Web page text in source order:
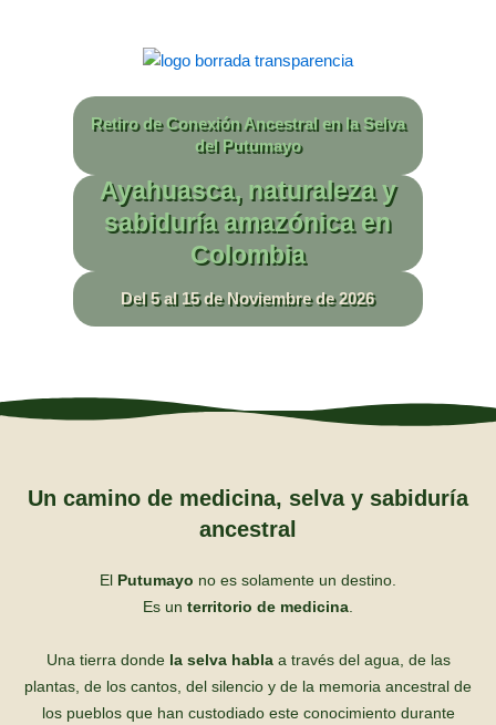
Retiro de Conexión Ancestral en la Selva
del Putumayo
Ayahuasca, naturaleza y
sabiduría amazónica en
Colombia
Del 5 al 15 de Noviembre de 2026
Un camino de medicina, selva y sabiduría
ancestral
El Putumayo no es solamente un destino.
Es un territorio de medicina
Una tierra donde la selva hablaa través del agua, de las
plantas, de los cantos, del silencio y de la memoria ancestral de
los pueblos que han custodiado este conocimiento durante